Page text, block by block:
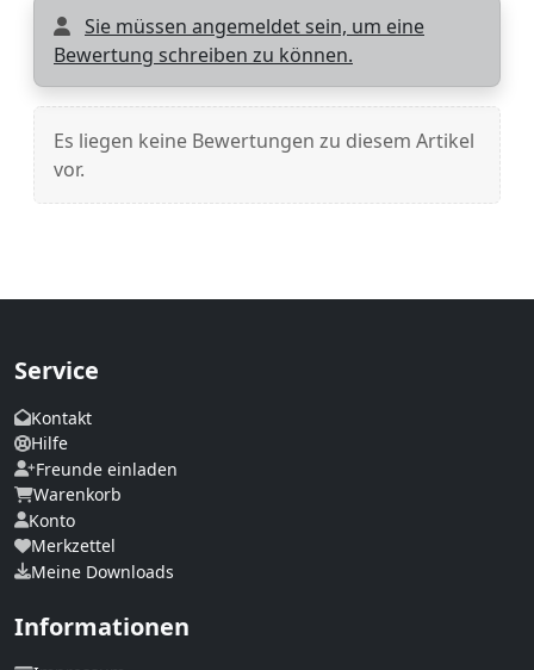
Sie müssen angemeldet sein, um eine
Bewertung schreiben zu können.
Es liegen keine Bewertungen zu diesem Artikel
vor.
Service
Kontakt
Hilfe
Freunde einladen
Warenkorb
Konto
Merkzettel
Meine Downloads
Informationen